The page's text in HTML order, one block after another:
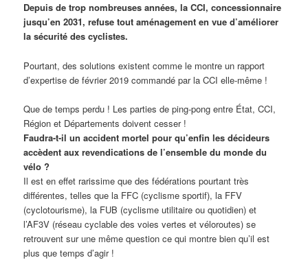
Depuis de trop nombreuses années, la CCI, concessionnaire
jusqu’en 2031, refuse tout aménagement en vue d’améliorer
la sécurité des cyclistes.
Pourtant, des solutions existent comme le montre un rapport
d’expertise de février 2019 commandé par la CCI elle-même !
Que de temps perdu ! Les parties de ping-pong entre État, CCI,
Région et Départements doivent cesser !
Faudra-t-il un accident mortel pour qu’enfin les décideurs
accèdent aux revendications de l’ensemble du monde du
vélo ?
Il est en effet rarissime que des fédérations pourtant très
différentes, telles que la FFC (cyclisme sportif), la FFV
(cyclotourisme), la FUB (cyclisme utilitaire ou quotidien) et
l’AF3V (réseau cyclable des voies vertes et véloroutes) se
retrouvent sur une même question ce qui montre bien qu’il est
plus que temps d’agir !